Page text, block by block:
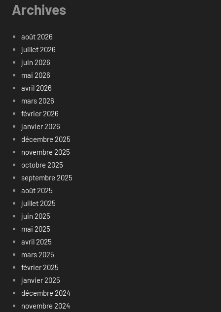
Archives
août 2026
juillet 2026
juin 2026
mai 2026
avril 2026
mars 2026
février 2026
janvier 2026
décembre 2025
novembre 2025
octobre 2025
septembre 2025
août 2025
juillet 2025
juin 2025
mai 2025
avril 2025
mars 2025
février 2025
janvier 2025
décembre 2024
novembre 2024